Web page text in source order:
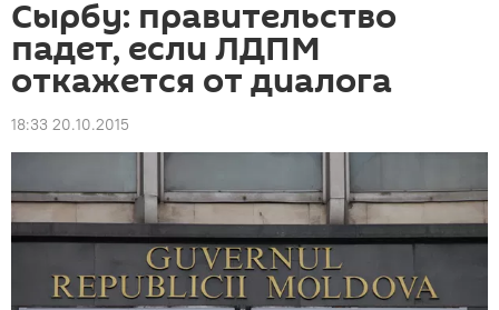
Сырбу: правительство
падет, если ЛДПМ
откажется от диалога
18:33 20.10.2015